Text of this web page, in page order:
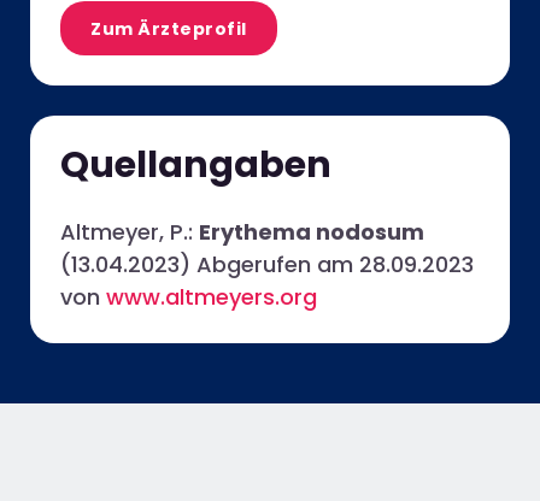
Zum Ärzteprofil
Quellangaben
Altmeyer, P.: Erythema nodosum
(13.04.2023) Abgerufen am 28.09.2023
von www.altmeyers.org